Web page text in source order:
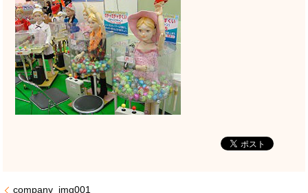
company_img001